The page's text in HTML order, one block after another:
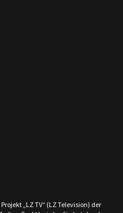
Projekt „LZ TV“ (LZ Television) der